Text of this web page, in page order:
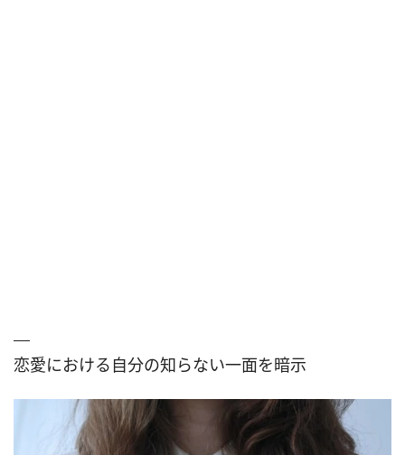
恋愛における自分の知らない一面を暗示